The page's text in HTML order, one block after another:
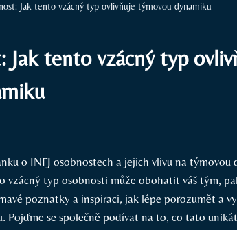
Jak tento vzácný typ ovlivňuje týmovou dynamiku
Jak tento vzácný typ
o INFJ osobnostech a jejich vlivu na týmovou
typ osobnosti může obohatit váš tým,
poznatky a inspiraci, jak lépe porozumět a
Pojďme se společně podívat na to, co tato